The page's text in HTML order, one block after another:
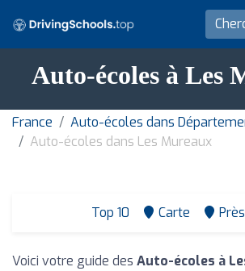
Auto-écoles à Les
France
Auto-écoles dans
Auto-écoles dans Les Mureaux
Top 10 Carte
Voici votre guide des Auto-écoles à